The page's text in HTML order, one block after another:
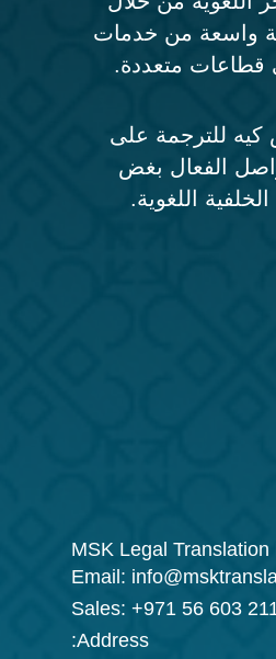
واسعة من خدمات
قطاعات متعددة.
للترجمة على
الفعال بغض
اللغوية.
MSK Legal Translation
Email:
Sales: +971 56 603
Address: